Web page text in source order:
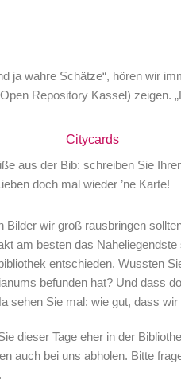
ja wahre Schätze“, hören wir
Repository Kassel) zeigen.
aus der Bib: schreiben Sie
Lieben doch mal wieder ’ne Karte!
Bilder wir groß rausbringen
am besten das
entschieden. Wussten
befunden hat? Und dass
sehen Sie mal: wie gut, dass
dieser Tage eher in der
auch bei uns abholen. Bitte